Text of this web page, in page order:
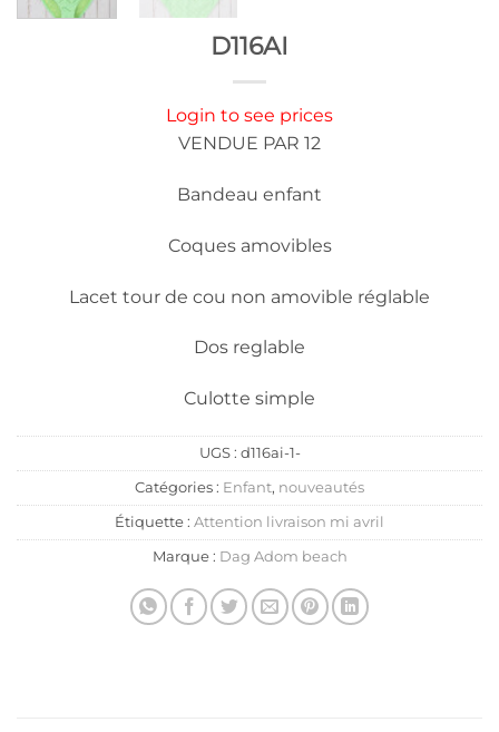
D116AI
Login to see prices
VENDUE PAR 12
Bandeau enfant
Coques amovibles
Lacet tour de cou non amovible réglable
Dos reglable
Culotte simple
UGS : d116ai-1-
Catégories : Enfant, nouveautés
Étiquette : Attention livraison mi avril
Marque : Dag Adom beach